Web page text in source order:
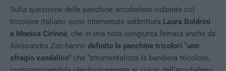
Sulla questione delle panchine arcobaleno ridipinte col
tricolore italiano sono intervenute addirittura Laura Boldrini
e Monica Cirinnà, che in una nota congiunta firmata anche da
Alessandro Zan hanno definito le panchine tricolori “uno
sfregio vandalico” che “strumentalizza la bandiera tricolore,